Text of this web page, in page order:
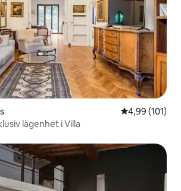
4,99 av 5 i
4,99 (101)
lägenhet i Villa